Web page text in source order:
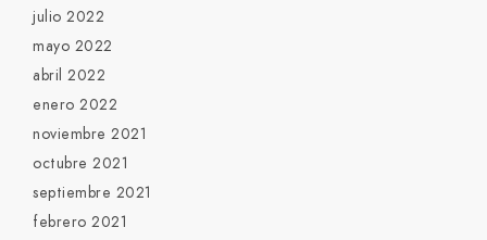
julio 2022
mayo 2022
abril 2022
enero 2022
noviembre 2021
octubre 2021
septiembre 2021
febrero 2021